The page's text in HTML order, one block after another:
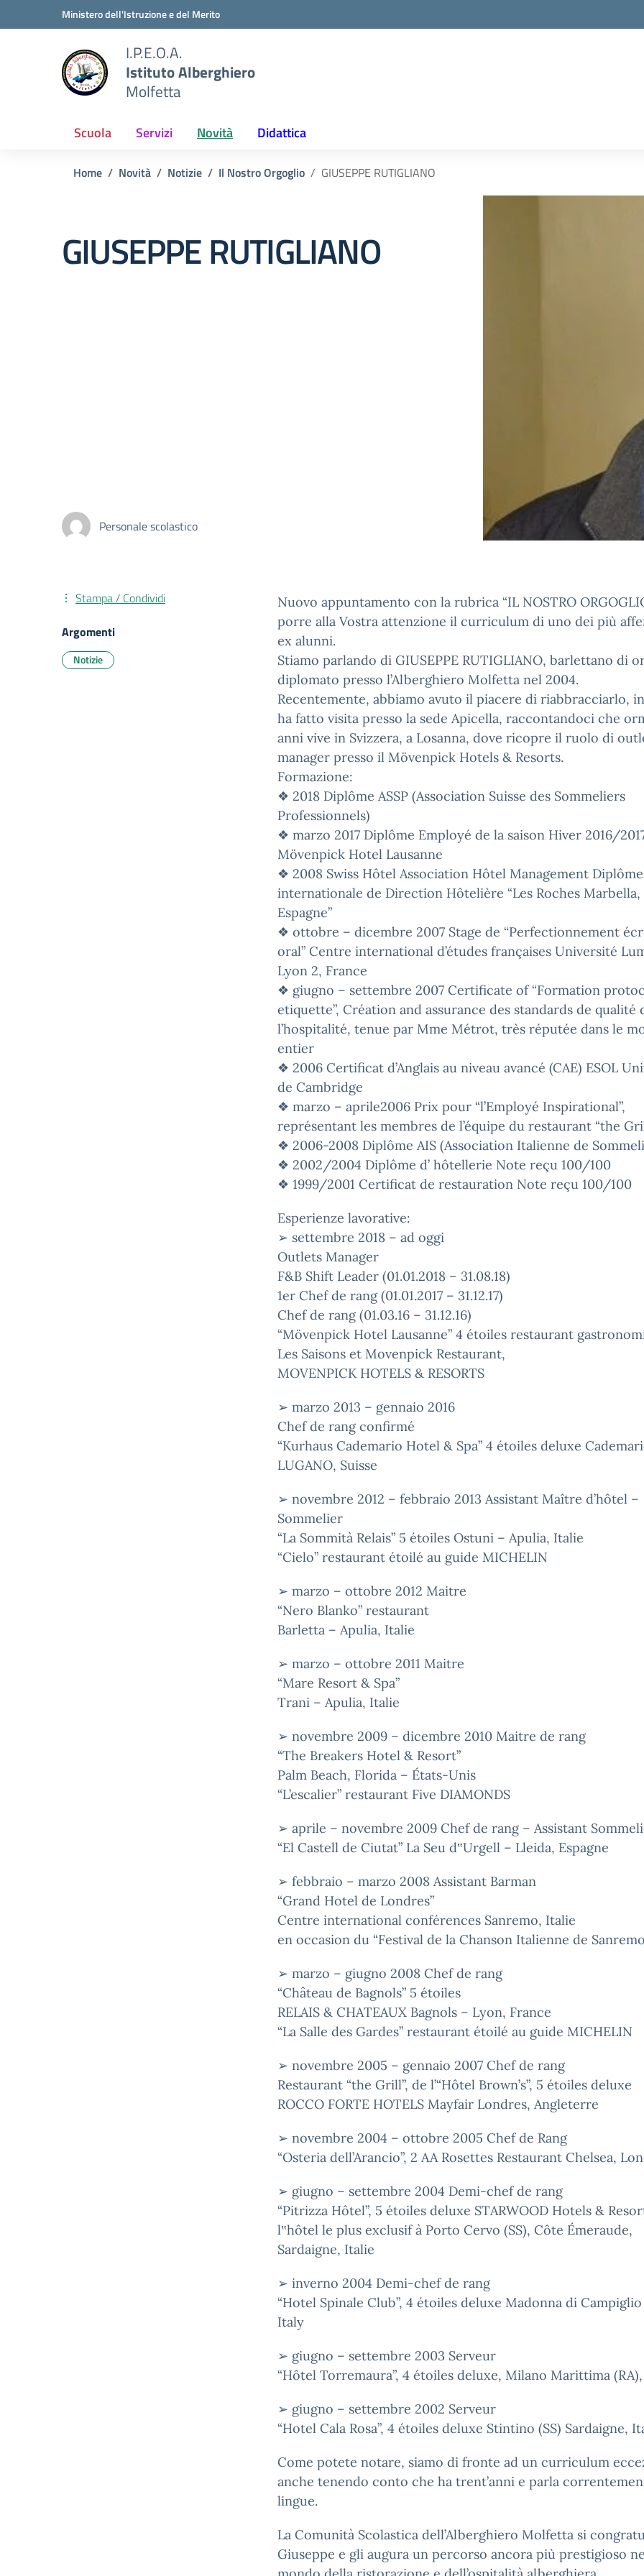
Vai ai contenuti
Vai al menu di navigazioneMinistero dell'Istruzione e del Merito
I.P.E.O.A.
Istituto Alberghiero
Molfetta
Scuola Servizi Novità Didattica
Home Novità Notizie Il Nostro Orgoglio GIUSEPPE RUTIGLIANO
GIUSEPPE RUTIGLIANO
Personale scolastico
Nuovo appuntamento con la rubrica “IL NOSTRO
porre alla Vostra attenzione il curriculum di uno dei più
ex alunni.
Stiamo parlando di GIUSEPPE RUTIGLIANO, barlettano di
diplomato presso l’Alberghiero Molfetta nel 2004.
Recentemente, abbiamo avuto il piacere di riabbracciarlo,
ha fatto visita presso la sede Apicella, raccontandoci che
anni vive in Svizzera, a Losanna, dove ricopre il ruolo di
manager presso il Mövenpick Hotels & Resorts.
Formazione:
❖ 2018 Diplôme ASSP (Association Suisse des Sommeliers
Professionnels)
❖ marzo 2017 Diplôme Employé de la saison Hiver 2016/
Mövenpick Hotel Lausanne
❖ 2008 Swiss Hôtel Association Hôtel Management
internationale de Direction Hôtelière “Les Roches Marbella,
Espagne”
❖ ottobre – dicembre 2007 Stage de “Perfectionnement
oral” Centre international d’études françaises Université
Lyon 2, France
❖ giugno – settembre 2007 Certificate of “Formation
etiquette”, Création and assurance des standards de qualité
l’hospitalité, tenue par Mme Métrot, très réputée dans le
entier
❖ 2006 Certificat d’Anglais au niveau avancé (CAE) ESOL
de Cambridge
❖ marzo – aprile2006 Prix pour “l’Employé Inspirational”,
représentant les membres de l’équipe du restaurant “the
❖ 2006-2008 Diplôme AIS (Association Italienne de
❖ 2002/2004 Diplôme d’ hôtellerie Note reçu 100/100
❖ 1999/2001 Certificat de restauration Note reçu 100/100
Esperienze lavorative:
➢ settembre 2018 – ad oggi
Outlets Manager
F&B Shift Leader (01.01.2018 – 31.08.18)
1er Chef de rang (01.01.2017 – 31.12.17)
Chef de rang (01.03.16 – 31.12.16)
“Mövenpick Hotel Lausanne” 4 étoiles restaurant
Les Saisons et Movenpick Restaurant,
MOVENPICK HOTELS & RESORTS
➢ marzo 2013 – gennaio 2016
Chef de rang confirmé
“Kurhaus Cademario Hotel & Spa” 4 étoiles deluxe
LUGANO, Suisse
➢ novembre 2012 – febbraio 2013 Assistant Maître d’hôtel –
Sommelier
“La Sommità Relais” 5 étoiles Ostuni – Apulia, Italie
“Cielo” restaurant étoilé au guide MICHELIN
➢ marzo – ottobre 2012 Maitre
“Nero Blanko” restaurant
Barletta – Apulia, Italie
➢ marzo – ottobre 2011 Maitre
“Mare Resort & Spa”
Trani – Apulia, Italie
➢ novembre 2009 – dicembre 2010 Maitre de rang
“The Breakers Hotel & Resort”
Palm Beach, Florida – États-Unis
“L’escalier” restaurant Five DIAMONDS
➢ aprile – novembre 2009 Chef de rang – Assistant
“El Castell de Ciutat” La Seu d‟Urgell – Lleida, Espagne
➢ febbraio – marzo 2008 Assistant Barman
“Grand Hotel de Londres”
Centre international conférences Sanremo, Italie
en occasion du “Festival de la Chanson Italienne de
➢ marzo – giugno 2008 Chef de rang
“Château de Bagnols” 5 étoiles
RELAIS & CHATEAUX Bagnols – Lyon, France
“La Salle des Gardes” restaurant étoilé au guide MICHELIN
➢ novembre 2005 – gennaio 2007 Chef de rang
Restaurant “the Grill”, de l’“Hôtel Brown’s”, 5 étoiles deluxe
ROCCO FORTE HOTELS Mayfair Londres, Angleterre
➢ novembre 2004 – ottobre 2005 Chef de Rang
“Osteria dell’Arancio”, 2 AA Rosettes Restaurant Chelsea,
➢ giugno – settembre 2004 Demi-chef de rang
“Pitrizza Hôtel”, 5 étoiles deluxe STARWOOD Hotels &
l‟hôtel le plus exclusif à Porto Cervo (SS), Côte Émeraude,
Sardaigne, Italie
➢ inverno 2004 Demi-chef de rang
“Hotel Spinale Club”, 4 étoiles deluxe Madonna di Campiglio
Italy
➢ giugno – settembre 2003 Serveur
“Hôtel Torremaura”, 4 étoiles deluxe, Milano Marittima
➢ giugno – settembre 2002 Serveur
“Hotel Cala Rosa”, 4 étoiles deluxe Stintino (SS) Sardaigne,
Come potete notare, siamo di fronte ad un curriculum
anche tenendo conto che ha trent’anni e parla
lingue.
La Comunità Scolastica dell’Alberghiero Molfetta si
Giuseppe e gli augura un percorso ancora più prestigioso
Stampa / Condividi
Argomenti
Notizie